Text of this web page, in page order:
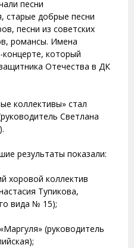
песни
старые добрые песни
песни из советских
романсы. Имена
концерте, который
Отечества в ДК
коллективы» стал
Светлана
результаты показали:
хоровой коллектив
Тупикова,
вида № 15);
(руководитель